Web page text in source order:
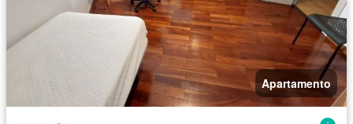
Apartamento